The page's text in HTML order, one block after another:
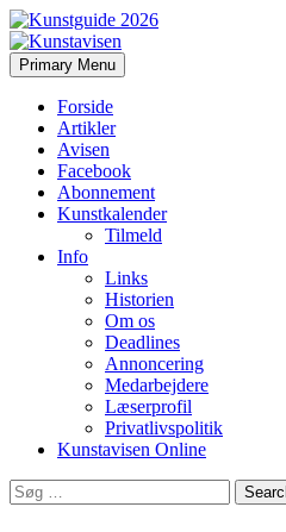
Kunstavisen
Search
Primary Menu Skip
to
Forside
Artikler
Avisen
Facebook
Abonnement
Kunstkalender
Tilmeld
Info
Links
Historien
Om os
Deadlines
Annoncering
Medarbejdere
Læserprofil
Privatlivspolitik
Kunstavisen Online
Search
for: